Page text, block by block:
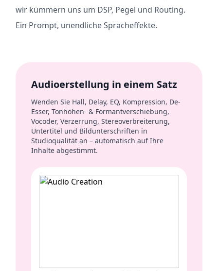
wir kümmern uns um DSP, Pegel und Routing.
Ein Prompt, unendliche Spracheffekte.
Audioerstellung in einem Satz
Wenden Sie Hall, Delay, EQ, Kompression, De-
Esser, Tonhöhen- & Formantverschiebung,
Vocoder, Verzerrung, Stereoverbreiterung,
Untertitel und Bildunterschriften in
Studioqualität an – automatisch auf Ihre
Inhalte abgestimmt.